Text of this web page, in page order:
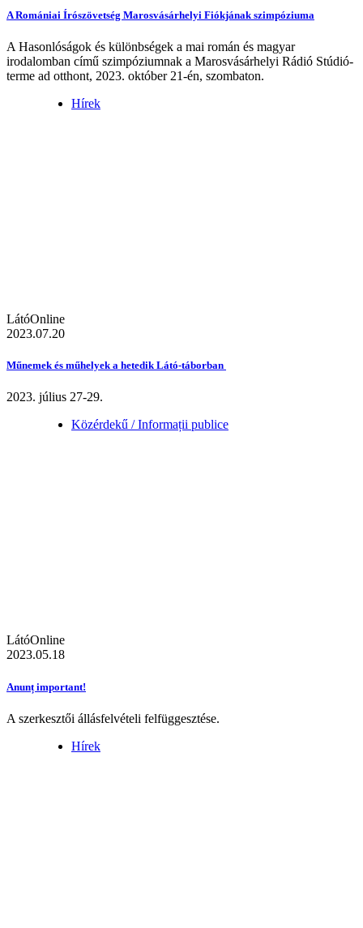
A Romániai Írószövetség Marosvásárhelyi Fiókjának szimpóziuma
A Hasonlóságok és különbségek a mai román és magyar
irodalomban című szimpóziumnak a Marosvásárhelyi Rádió Stúdió-
terme ad otthont, 2023. október 21-én, szombaton.
Hírek
LátóOnline
2023.07.20
Műnemek és műhelyek a hetedik Látó-táborban
2023. július 27-29.
Közérdekű / Informații publice
LátóOnline
2023.05.18
Anunț important!
A szerkesztői állásfelvételi felfüggesztése.
Hírek